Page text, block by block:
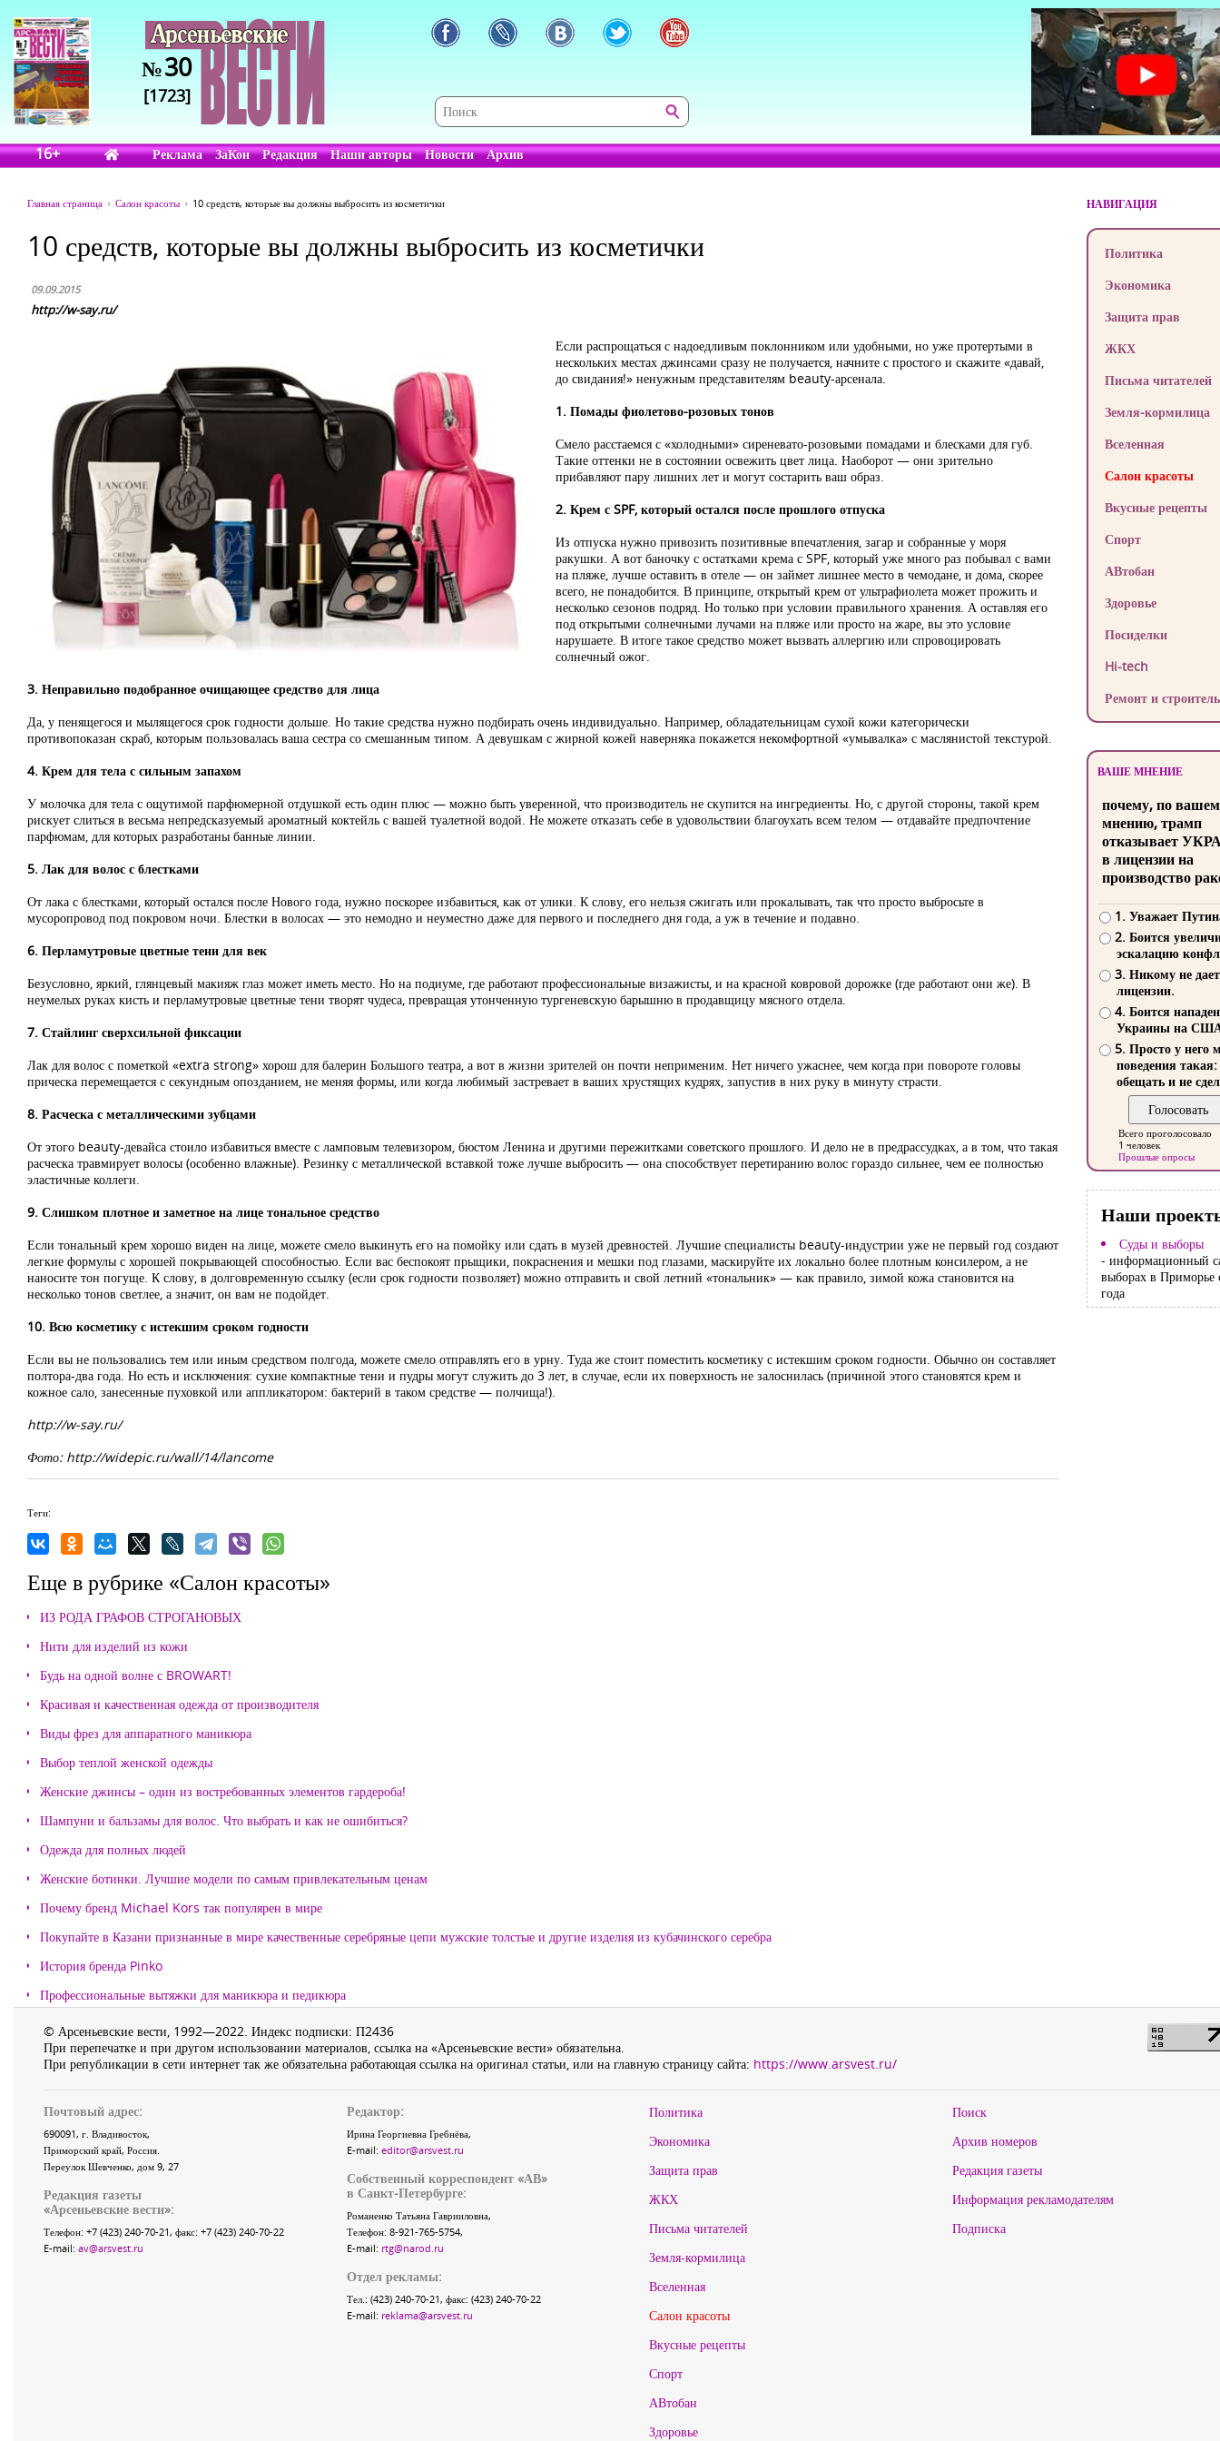
№30
[1723]
16+ Реклама ЗаКон Редакция Наши авторы Новости Архив
Главная страница Салон красоты 10 средств, которые вы должны выбросить из косметички
10 средств, которые вы должны выбросить из косметички
09.09.2015
http://w-say.ru/
Если распрощаться с надоедливым поклонником или удобными, но уже протертыми в
нескольких местах джинсами сразу не получается, начните с простого и скажите «давай,
до свидания!» ненужным представителям beauty-арсенала.
1. Помады фиолетово-розовых тонов
Смело расстаемся с «холодными» сиреневато-розовыми помадами и блесками для губ.
Такие оттенки не в состоянии освежить цвет лица. Наоборот — они зрительно
прибавляют пару лишних лет и могут состарить ваш образ.
2. Крем с SPF, который остался после прошлого отпуска
Из отпуска нужно привозить позитивные впечатления, загар и собранные у моря
ракушки. А вот баночку с остатками крема с SPF, который уже много раз побывал с вами
на пляже, лучше оставить в отеле — он займет лишнее место в чемодане, и дома, скорее
всего, не понадобится. В принципе, открытый крем от ультрафиолета может прожить и
несколько сезонов подряд. Но только при условии правильного хранения. А оставляя его
под открытыми солнечными лучами на пляже или просто на жаре, вы это условие
нарушаете. В итоге такое средство может вызвать аллергию или спровоцировать
солнечный ожог.
3. Неправильно подобранное очищающее средство для лица
Да, у пенящегося и мылящегося срок годности дольше. Но такие средства нужно подбирать очень индивидуально. Например, обладательницам сухой кожи категорически
противопоказан скраб, которым пользовалась ваша сестра со смешанным типом. А девушкам с жирной кожей наверняка покажется некомфортной «умывалка» с маслянистой текстурой.
4. Крем для тела с сильным запахом
У молочка для тела с ощутимой парфюмерной отдушкой есть один плюс — можно быть уверенной, что производитель не скупится на ингредиенты. Но, с другой стороны, такой крем
рискует слиться в весьма непредсказуемый ароматный коктейль с вашей туалетной водой. Не можете отказать себе в удовольствии благоухать всем телом — отдавайте предпочтение
парфюмам, для которых разработаны банные линии.
5. Лак для волос с блестками
От лака с блестками, который остался после Нового года, нужно поскорее избавиться, как от улики. К слову, его нельзя сжигать или прокалывать, так что просто выбросьте в
мусоропровод под покровом ночи. Блестки в волосах — это немодно и неуместно даже для первого и последнего дня года, а уж в течение и подавно.
6. Перламутровые цветные тени для век
Безусловно, яркий, глянцевый макияж глаз может иметь место. Но на подиуме, где работают профессиональные визажисты, и на красной ковровой дорожке (где работают они же). В
неумелых руках кисть и перламутровые цветные тени творят чудеса, превращая утонченную тургеневскую барышню в продавщицу мясного отдела.
7. Стайлинг сверхсильной фиксации
Лак для волос с пометкой «extra strong» хорош для балерин Большого театра, а вот в жизни зрителей он почти неприменим. Нет ничего ужаснее, чем когда при повороте головы
прическа перемещается с секундным опозданием, не меняя формы, или когда любимый застревает в ваших хрустящих кудрях, запустив в них руку в минуту страсти.
8. Расческа с металлическими зубцами
От этого beauty-девайса стоило избавиться вместе с ламповым телевизором, бюстом Ленина и другими пережитками советского прошлого. И дело не в предрассудках, а в том, что такая
расческа травмирует волосы (особенно влажные). Резинку с металлической вставкой тоже лучше выбросить — она способствует перетиранию волос гораздо сильнее, чем ее полностью
эластичные коллеги.
9. Слишком плотное и заметное на лице тональное средство
Если тональный крем хорошо виден на лице, можете смело выкинуть его на помойку или сдать в музей древностей. Лучшие специалисты beauty-индустрии уже не первый год создают
легкие формулы с хорошей покрывающей способностью. Если вас беспокоят прыщики, покраснения и мешки под глазами, маскируйте их локально более плотным консилером, а не
наносите тон погуще. К слову, в долговременную ссылку (если срок годности позволяет) можно отправить и свой летний «тональник» — как правило, зимой кожа становится на
несколько тонов светлее, а значит, он вам не подойдет.
10. Всю косметику с истекшим сроком годности
Если вы не пользовались тем или иным средством полгода, можете смело отправлять его в урну. Туда же стоит поместить косметику с истекшим сроком годности. Обычно он составляет
полтора-два года. Но есть и исключения: сухие компактные тени и пудры могут служить до 3 лет, в случае, если их поверхность не залоснилась (причиной этого становятся крем и
кожное сало, занесенные пуховкой или аппликатором: бактерий в таком средстве — полчища!).
http://w-say.ru/
Фото: http://widepic.ru/wall/14/lancome
Теги:
Еще в рубрике «Салон красоты»
ИЗ РОДА ГРАФОВ СТРОГАНОВЫХ
Нити для изделий из кожи
Будь на одной волне с BROWART!
Красивая и качественная одежда от производителя
Виды фрез для аппаратного маникюра
Выбор теплой женской одежды
Женские джинсы – один из востребованных элементов гардероба!
Шампуни и бальзамы для волос. Что выбрать и как не ошибиться?
Одежда для полных людей
Женские ботинки. Лучшие модели по самым привлекательным ценам
Почему бренд Michael Kors так популярен в мире
Покупайте в Казани признанные в мире качественные серебряные цепи мужские толстые и другие изделия из кубачинского серебра
История бренда Pinko
Профессиональные вытяжки для маникюра и педикюра
НАВИГАЦИЯ
Политика
Экономика
Защита прав
ЖКХ
Письма читателей
Земля-кормилица
Вселенная
Салон красоты
Вкусные рецепты
Спорт
АВтобан
Здоровье
Посиделки
Hi-tech
Ремонт и
ВАШЕ МНЕНИЕ
почему, по
мнению, трамп
отказывает
в лицензии на
производство
1. Уважает
2. Боится
эскалацию
3. Никому не
лицензии.
4. Боится
Украины на
5. Просто у него
поведения такая:
обещать и не
Всего проголосовало
1 человек
Прошлые опросы
Наши
Суды и выборы
- информационный
выборах в Приморье
года
© Арсеньевские вести, 1992—2022. Индекс подписки: П2436
При перепечатке и при другом использовании материалов, ссылка на «Арсеньевские вести» обязательна.
При републикации в сети интернет так же обязательна работающая ссылка на оригинал статьи, или на главную страницу сайта: https://www.arsvest.ru/
Почтовый адрес:
690091, г. Владивосток,
Приморский край, Россия.
Переулок Шевченко, дом 9, 27
Редакция газеты
«Арсеньевские вести»:
Телефон: +7 (423) 240-70-21, факс: +7 (423) 240-70-22
E-mail: av@arsvest.ru
Редактор:
Ирина Георгиевна Гребнёва,
E-mail: editor@arsvest.ru
Собственный корреспондент «АВ»
в Санкт-Петербурге:
Романенко Татьяна Гаврииловна,
Телефон: 8-921-765-5754,
E-mail: rtg@narod.ru
Отдел рекламы:
Тел.: (423) 240-70-21, факс: (423) 240-70-22
E-mail: reklama@arsvest.ru
Политика
Экономика
Защита прав
ЖКХ
Письма читателей
Земля-кормилица
Вселенная
Салон красоты
Вкусные рецепты
Спорт
АВтобан
Здоровье
Поиск
Архив номеров
Редакция газеты
Информация рекламодателям
Подписка